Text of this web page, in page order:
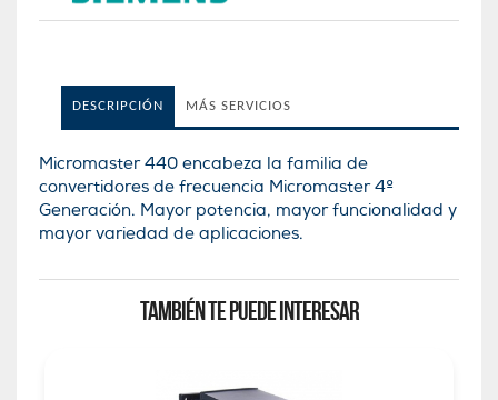
DESCRIPCIÓN MÁS SERVICIOS
Micromaster 440 encabeza la familia de
convertidores de frecuencia Micromaster 4º
Generación. Mayor potencia, mayor funcionalidad y
mayor variedad de aplicaciones.
TAMBIÉN TE PUEDE INTERESAR